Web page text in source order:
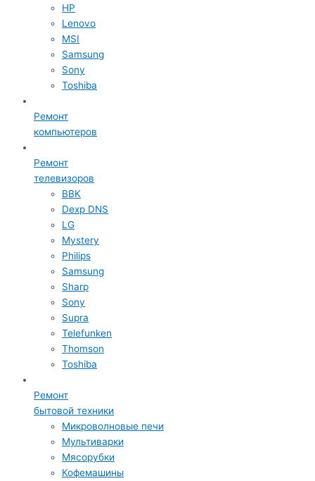
HP
Lenovo
MSI
Samsung
Sony
Toshiba
Ремонт
компьютеров
Ремонт
телевизоров
BBK
Dexp DNS
LG
Mystery
Philips
Samsung
Sharp
Sony
Supra
Telefunken
Thomson
Toshiba
Ремонт
бытовой техники
Микроволновые печи
Мультиварки
Мясорубки
Кофемашины